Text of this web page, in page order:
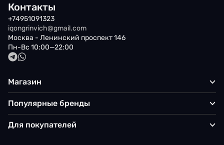
Контакты
+74951091323
iqongrinvich@gmail.com
Москва - Ленинский проспект 146
Пн-Вс 10:00—22:00
Магазин
Популярные бренды
Для покупателей